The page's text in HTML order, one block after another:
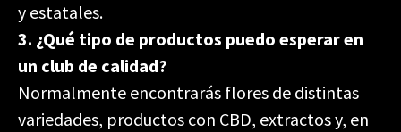
y estatales.
3. ¿Qué tipo de productos puedo esperar en
un club de calidad?
Normalmente encontrarás flores de distintas
variedades, productos con CBD, extractos y, en